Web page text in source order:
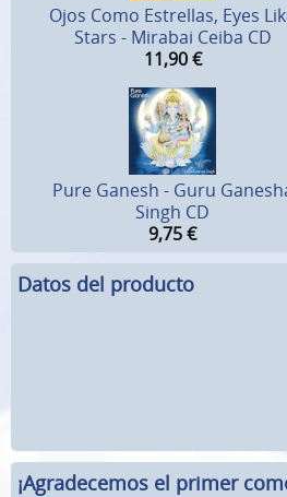
Ojos Como Estrellas, Eyes
Stars - Mirabai Ceiba CD
11,90 €
Pure Ganesh - Guru
Singh CD
9,75€
Datos del producto
¡Agradecemos el primer